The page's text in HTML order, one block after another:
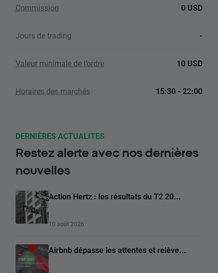
Commission 0 USD
Jours de trading -
Valeur minimale de l’ordre 10 USD
Horaires des marchés 15:30 - 22:00
DERNIÈRES ACTUALITES
Restez alerte avec nos dernières
nouvelles
Action Hertz : les résultats du T2 20...
10 août 2026
Airbnb dépasse les attentes et relève...